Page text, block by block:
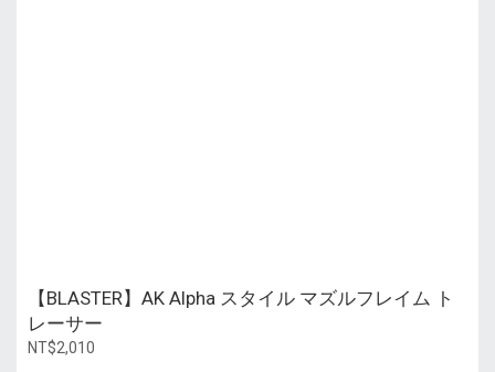
【BLASTER】AK Alpha スタイル マズルフレイム ト
レーサー
NT$2,010